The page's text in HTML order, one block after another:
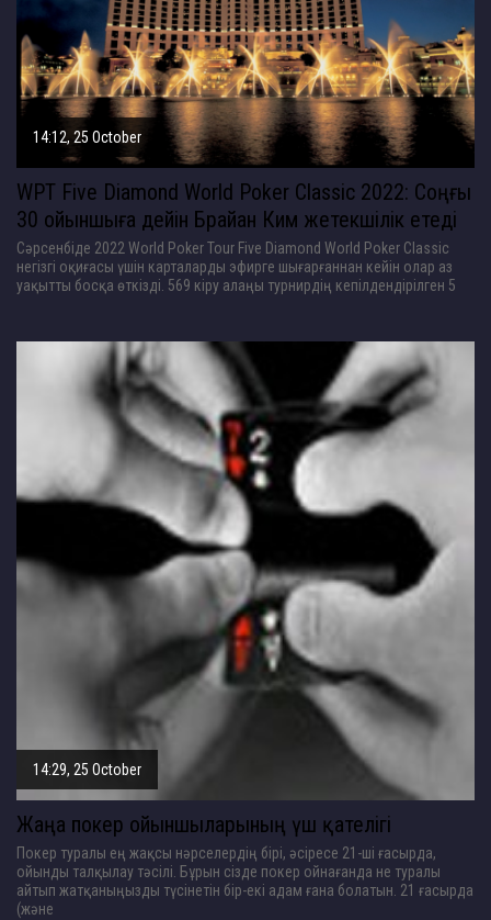
14:12, 25 October
WPT Five Diamond World Poker Classic 2022: Соңғы
30 ойыншыға дейін Брайан Ким жетекшілік етеді
Сәрсенбіде 2022 World Poker Tour Five Diamond World Poker Classic
негізгі оқиғасы үшін карталарды эфирге шығарғаннан кейін олар аз
уақытты босқа өткізді. 569 кіру алаңы турнирдің кепілдендірілген 5
14:29, 25 October
Жаңа покер ойыншыларының үш қателігі
Покер туралы ең жақсы нәрселердің бірі, әсіресе 21-ші ғасырда,
ойынды талқылау тәсілі. Бұрын сізде покер ойнағанда не туралы
айтып жатқаныңызды түсінетін бір-екі адам ғана болатын. 21 ғасырда
(және